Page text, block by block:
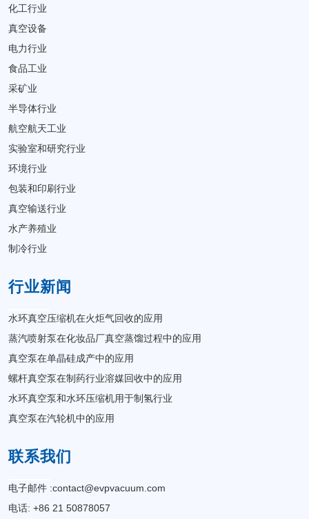
化工行业
真空设备
电力行业
食品工业
采矿业
半导体行业
航空航天工业
实验室和研究行业
环境行业
包装和印刷行业
真空输送行业
水产养殖业
制冷行业
行业新闻
水环真空压缩机在火炬气回收的应用
蒸汽喷射泵在化妆品厂真空蒸馏过程中的应用
真空泵在单晶硅成产中的应用
螺杆真空泵在制药行业溶媒回收中的应用
水环真空泵和水环压缩机用于制氢行业
真空泵在汽轮机中的应用
联系我们
电子邮件 :contact@evpvacuum.com
电话: +86 21 50878057